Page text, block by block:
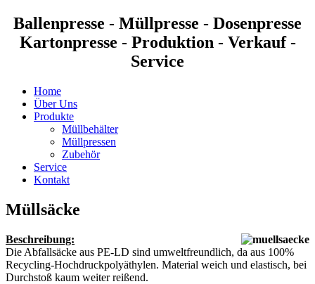
Ballenpresse - Müllpresse - Dosenpresse
Kartonpresse - Produktion - Verkauf -
Service
Home
Über Uns
Produkte
Müllbehälter
Müllpressen
Zubehör
Service
Kontakt
Müllsäcke
Beschreibung:
Die Abfallsäcke aus PE-LD sind umweltfreundlich, da aus 100%
Recycling-Hochdruckpolyäthylen. Material weich und elastisch, bei
Durchstoß kaum weiter reißend.